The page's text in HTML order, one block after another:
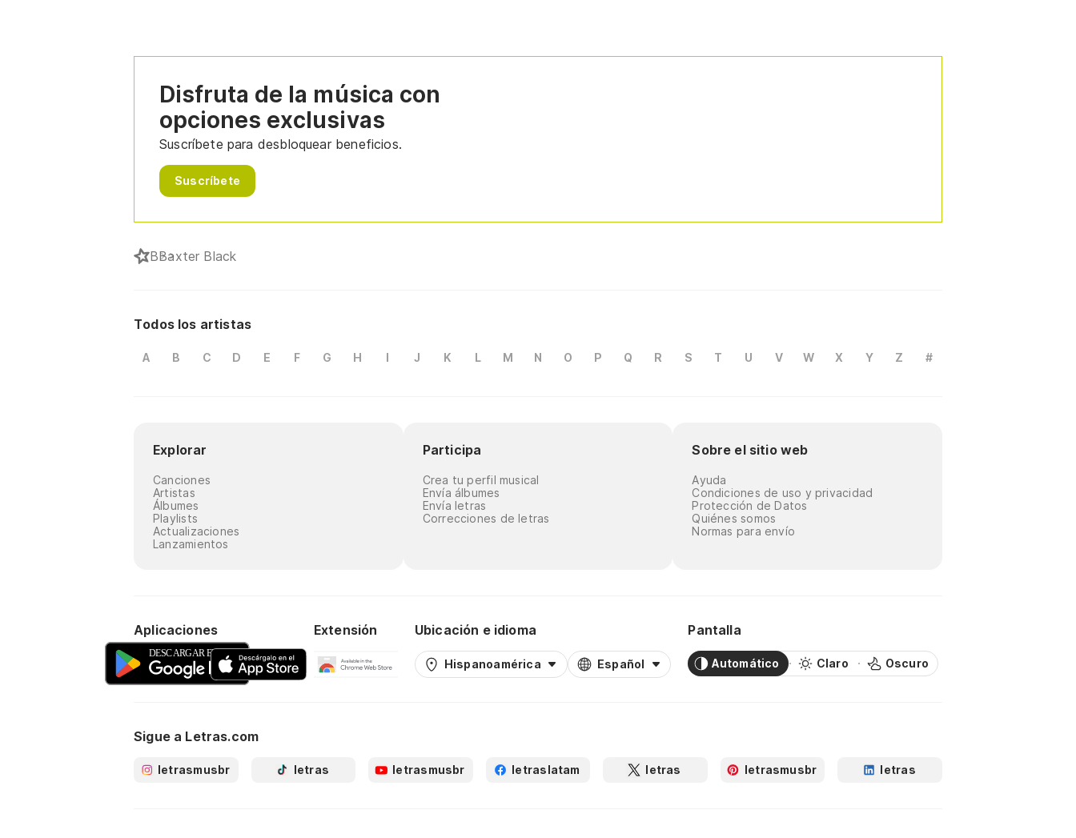
Disfruta de la música con
opciones exclusivas
Suscríbete para desbloquear beneficios.
Suscríbete
BBaxter Black
Todos los artistas
A B C D E F G H I J K L M N O P Q R S T U V W X Y Z #
Explorar
Canciones
Artistas
Álbumes
Playlists
Actualizaciones
Lanzamientos
Participa
Crea tu perfil musical
Envía álbumes
Envía letras
Correcciones de letras
Sobre el sitio web
Ayuda
Condiciones de uso y privacidad
Protección de Datos
Quiénes somos
Normas para envío
Aplicaciones Extensión Ubicación e idioma
Hispanoamérica Español
Pantalla
Automático Claro Oscuro
Sigue a Letras.com
letrasmusbr letras letrasmusbr letraslatam letras letrasmusbr letras